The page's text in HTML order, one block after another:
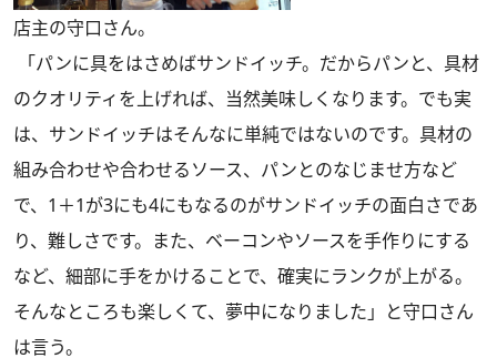
店主の守口さん。
「パンに具をはさめばサンドイッチ。だからパンと、具材
のクオリティを上げれば、当然美味しくなります。でも実
は、サンドイッチはそんなに単純ではないのです。具材の
組み合わせや合わせるソース、パンとのなじませ方など
で、1＋1が3にも4にもなるのがサンドイッチの面白さであ
り、難しさです。また、ベーコンやソースを手作りにする
など、細部に手をかけることで、確実にランクが上がる。
そんなところも楽しくて、夢中になりました」と守口さん
は言う。